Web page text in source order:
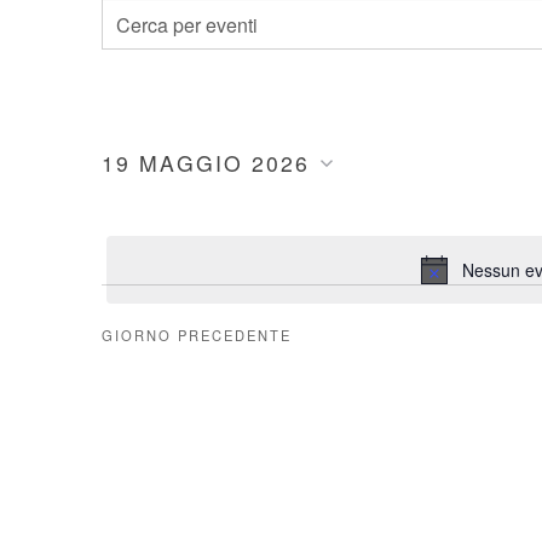
Nessun
Eventi
e
Navigazione
Inserisci
Eventi
19 MAGGIO 2026
GIORNO PRECEDENTE